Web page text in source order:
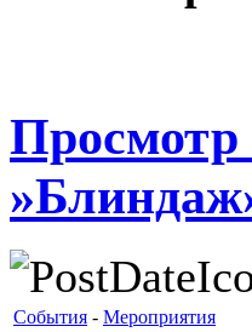
События - Мероприятия